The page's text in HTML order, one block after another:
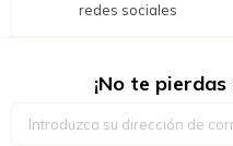
redes sociales
¡No te